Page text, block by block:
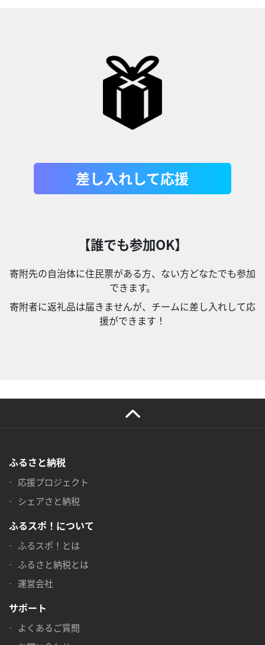
差し入れして応援
【誰でも参加OK】
寄附先の自治体に住民票がある方、ない方どなたでも参加
できます。
寄附者に返礼品は届きませんが、チームに差し入れして応
援ができます！
ふるさと納税
応援プロジェクト
シェアさと納税
ふるスポ！について
ふるスポ！とは
ふるさと納税とは
運営会社
サポート
よくあるご質問